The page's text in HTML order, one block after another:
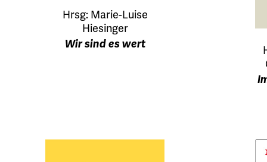
Hrsg: Marie-Luise
Hiesinger
Wir sind es wert